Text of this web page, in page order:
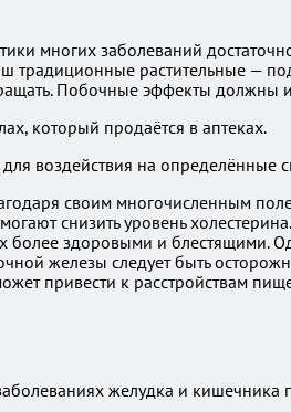
многих заболеваний
традиционные растительные —
Побочные эффекты должны
который продаётся в аптеках.
воздействия на определённые
своим многочисленным
снизить уровень
более здоровыми и блестящими.
железы следует быть
привести к расстройствам
желудка и